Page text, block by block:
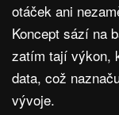
otáček ani
Koncept sází na
zatím tají výkon,
data, což
vývoje.